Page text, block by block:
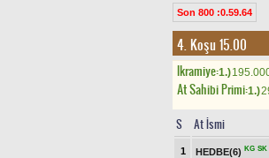
Son 800 :0.59.64
4. Koşu 15.00
Ikramiye:1.)
At Sahibi Primi:1.)
S At İsmi
1 HEDBE(6) KG SK